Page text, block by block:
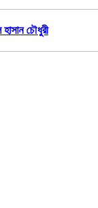
হাসান চৌধুরী